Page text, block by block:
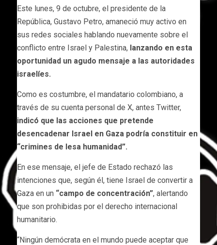
Este lunes, 9 de octubre, el presidente de la
República, Gustavo Petro, amaneció muy activo en
sus redes sociales hablando nuevamente sobre el
conflicto entre Israel y Palestina, lanzando en esta
oportunidad un agudo mensaje a las autoridades
israelíes.
Como es costumbre, el mandatario colombiano, a
través de su cuenta personal de X, antes Twitter,
indicó que las acciones que pretende
desencadenar Israel en Gaza podría constituir en
“crimines de lesa humanidad”.
En ese mensaje, el jefe de Estado rechazó las
intenciones que, según él, tiene Israel de convertir a
Gaza en un “campo de concentración”, alertando
que son prohibidas por el derecho internacional
humanitario.
“Ningún demócrata en el mundo puede aceptar que